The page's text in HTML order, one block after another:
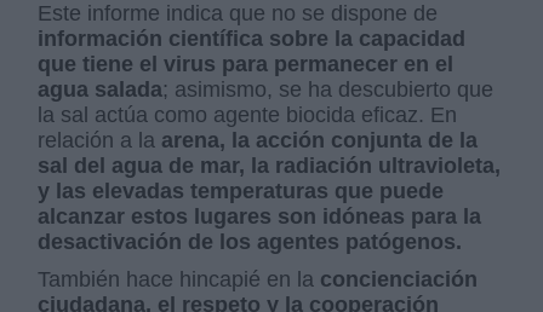
Este informe indica que no se dispone de
información científica sobre la capacidad
que tiene el virus para permanecer en el
agua salada; asimismo, se ha descubierto que
la sal actúa como agente biocida eficaz. En
relación a la arena, la acción conjunta de la
sal del agua de mar, la radiación ultravioleta,
y las elevadas temperaturas que puede
alcanzar estos lugares son idóneas para la
desactivación de los agentes patógenos.
También hace hincapié en la concienciación
ciudadana, el respeto y la cooperación